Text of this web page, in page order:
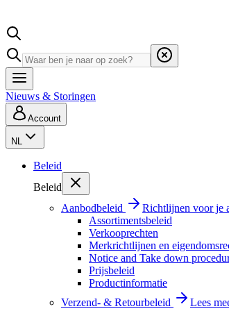
Nieuws & Storingen
Account
NL
Beleid
Beleid
Aanbodbeleid
Richtlijnen voor je
Assortimentsbeleid
Verkooprechten
Merkrichtlijnen en
Notice and Take down
Prijsbeleid
Productinformatie
Verzend- & Retourbeleid
Lees